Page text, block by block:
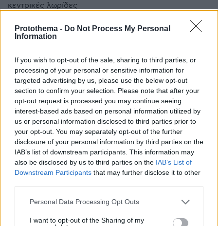
Protothema - Do Not Process My Personal
Information
If you wish to opt-out of the sale, sharing to third parties, or
processing of your personal or sensitive information for
targeted advertising by us, please use the below opt-out
section to confirm your selection. Please note that after your
opt-out request is processed you may continue seeing
interest-based ads based on personal information utilized by
us or personal information disclosed to third parties prior to
your opt-out. You may separately opt-out of the further
disclosure of your personal information by third parties on the
IAB’s list of downstream participants. This information may
also be disclosed by us to third parties on the IAB’s List of
Downstream Participants that may further disclose it to other
Please note that this website/app uses one or more Google
not limited to your visit or usage behaviour. You may click to
Personal Data Processing Opt Outs
I want to opt-out of the Sharing of my
κεντρικές λωρίδες